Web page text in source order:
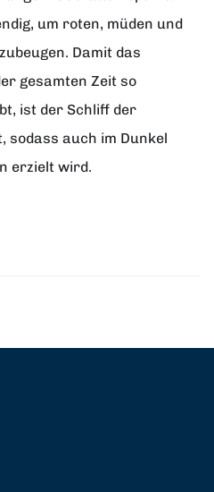
um roten, müden und
Damit das
gesamten Zeit so
ist der Schliff der
sodass auch im Dunkel
erzielt wird.